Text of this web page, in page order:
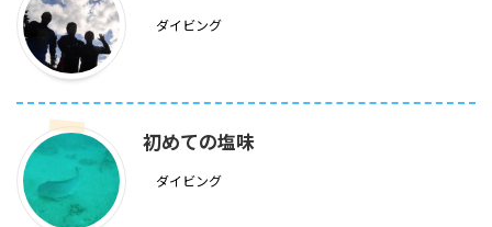
ダイビング
初めての塩味
ダイビング